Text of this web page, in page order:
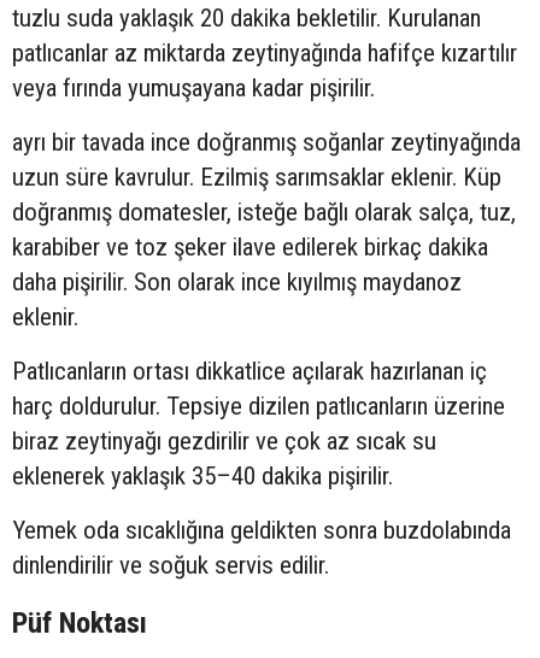
tuzlu suda yaklaşık 20 dakika bekletilir. Kurulanan
patlıcanlar az miktarda zeytinyağında hafifçe kızartılır
veya fırında yumuşayana kadar pişirilir.
ayrı bir tavada ince doğranmış soğanlar zeytinyağında
uzun süre kavrulur. Ezilmiş sarımsaklar eklenir. Küp
doğranmış domatesler, isteğe bağlı olarak salça, tuz,
karabiber ve toz şeker ilave edilerek birkaç dakika
daha pişirilir. Son olarak ince kıyılmış maydanoz
eklenir.
Patlıcanların ortası dikkatlice açılarak hazırlanan iç
harç doldurulur. Tepsiye dizilen patlıcanların üzerine
biraz zeytinyağı gezdirilir ve çok az sıcak su
eklenerek yaklaşık 35–40 dakika pişirilir.
Yemek oda sıcaklığına geldikten sonra buzdolabında
dinlendirilir ve soğuk servis edilir.
Püf Noktası